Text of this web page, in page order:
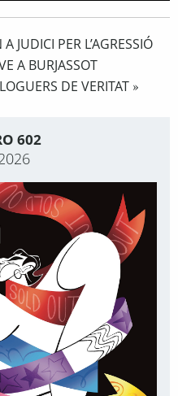
JUDICI PER L’AGRESSIÓ
A BURJASSOT
DE VERITAT»
602